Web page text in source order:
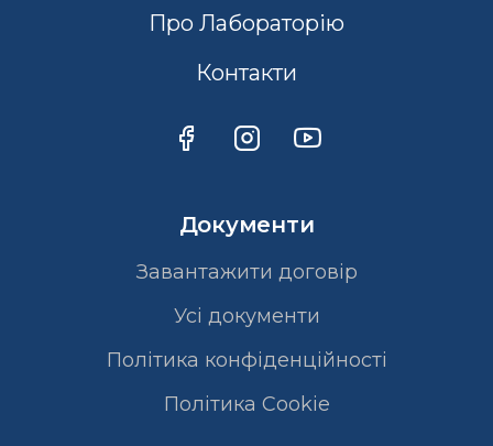
Про Лабораторію
Контакти
Документи
Завантажити договір
Усі документи
Політика конфіденційності
Полiтика Cookie